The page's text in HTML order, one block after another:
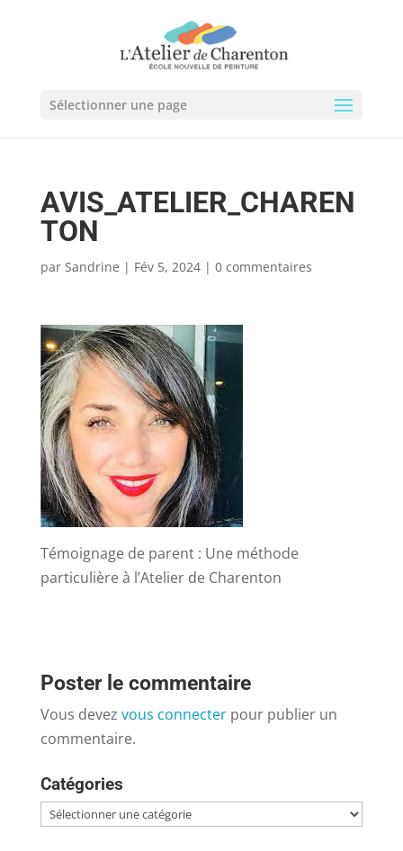
Sélectionner une page
AVIS_ATELIER_CHAREN
TON
par Sandrine | Fév 5, 2024| 0 commentaires
Témoignage de parent : Une méthode
particulière à l’Atelier de Charenton
Poster le commentaire
Vous devez vous connecterpour publier un
commentaire.
Catégories
Catégories